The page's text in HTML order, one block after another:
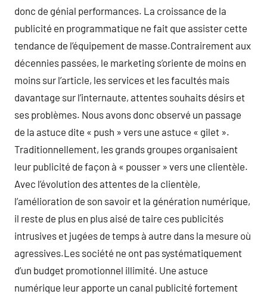
donc de génial performances. La croissance de la
publicité en programmatique ne fait que assister cette
tendance de l’équipement de masse.Contrairement aux
décennies passées, le marketing s’oriente de moins en
moins sur l’article, les services et les facultés mais
davantage sur l’internaute, attentes souhaits désirs et
ses problèmes. Nous avons donc observé un passage
de la astuce dite « push » vers une astuce « gilet ».
Traditionnellement, les grands groupes organisaient
leur publicité de façon à « pousser » vers une clientèle.
Avec l’évolution des attentes de la clientèle,
l’amélioration de son savoir et la génération numérique,
il reste de plus en plus aisé de taire ces publicités
intrusives et jugées de temps à autre dans la mesure où
agressives.Les société ne ont pas systématiquement
d’un budget promotionnel illimité. Une astuce
numérique leur apporte un canal publicité fortement